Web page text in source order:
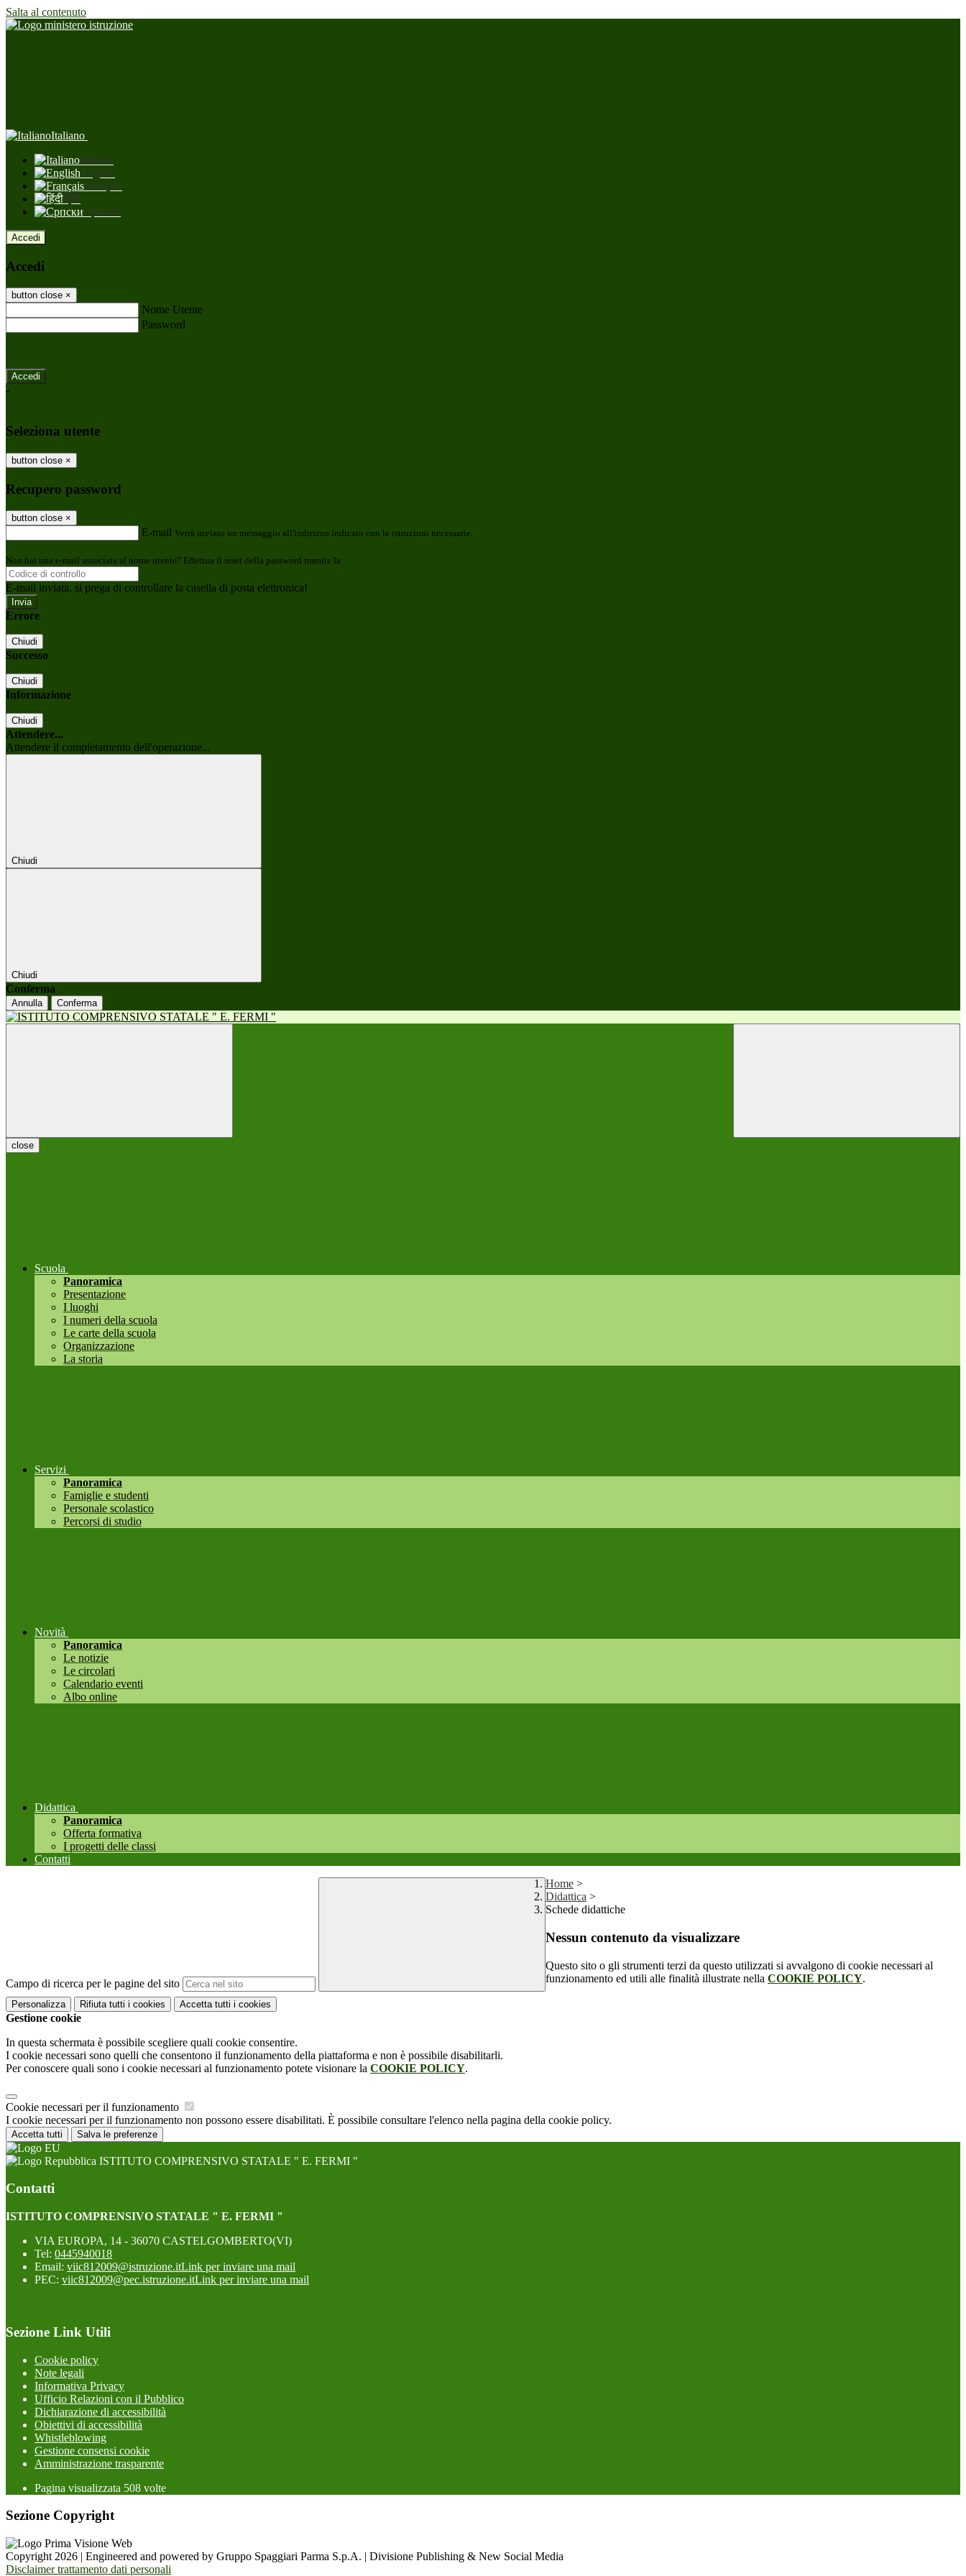
Salta al contenuto
Italiano
Italiano
English
Français
हिंदी
Српски
Accedi
Accedi
button close ×
Nome Utente
Password
-
Seleziona utente
button close ×
Recupero password
button close ×
E-mail Verrà inviato un messaggio all'indirizzo indicato con le istruzioni necessarie.
Non hai una e-mail associata al nome utente? Effettua il reset della password tramite la
E-mail inviata, si prega di controllare la casella di posta elettronica!
Errore
Chiudi
Successo
Chiudi
Informazione
Chiudi
Attendere...
Attendere il completamento dell'operazione...
Chiudi
Chiudi
Conferma
Annulla Conferma
close
Scuola
Panoramica
Presentazione
I luoghi
I numeri della scuola
Le carte della scuola
Organizzazione
La storia
Servizi
Panoramica
Famiglie e studenti
Personale scolastico
Percorsi di studio
Novità
Panoramica
Le notizie
Le circolari
Calendario eventi
Albo online
Didattica
Panoramica
Offerta formativa
I progetti delle classi
Contatti
Campo di ricerca per le pagine del sito
Home >
Didattica >
Schede didattiche
Nessun contenuto da visualizzare
Questo sito o gli strumenti terzi da questo utilizzati si avvalgono di cookie necessari al
funzionamento ed utili alle finalità illustrate nella COOKIE POLICY.
Personalizza Rifiuta tutti i cookies Accetta tutti i cookies
Gestione cookie
In questa schermata è possibile scegliere quali cookie consentire.
I cookie necessari sono quelli che consentono il funzionamento della piattaforma e non è possibile disabilitarli.
Per conoscere quali sono i cookie necessari al funzionamento potete visionare la COOKIE POLICY.
Cookie necessari per il funzionamento
I cookie necessari per il funzionamento non possono essere disabilitati. È possibile consultare l'elenco nella pagina della cookie policy.
Accetta tutti Salva le preferenze
ISTITUTO COMPRENSIVO STATALE " E. FERMI "
Contatti
ISTITUTO COMPRENSIVO STATALE " E. FERMI "
VIA EUROPA, 14 - 36070 CASTELGOMBERTO(VI)
Tel: 0445940018
Email: viic812009@istruzione.itLink per inviare una mail
PEC: viic812009@pec.istruzione.itLink per inviare una mail
Sezione Link Utili
Cookie policy
Note legali
Informativa Privacy
Ufficio Relazioni con il Pubblico
Dichiarazione di accessibilità
Obiettivi di accessibilità
Whistleblowing
Gestione consensi cookie
Amministrazione trasparente
Pagina visualizzata 508 volte
Sezione Copyright
Copyright 2026 | Engineered and powered by Gruppo Spaggiari Parma S.p.A. | Divisione Publishing & New Social Media
Disclaimer trattamento dati personali